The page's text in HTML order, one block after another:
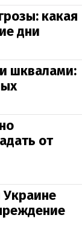
какая
дни
шквалами:
от
Украине